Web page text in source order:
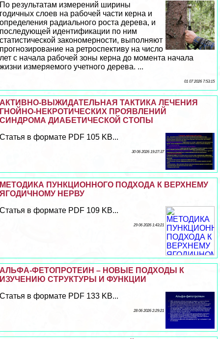
По результатам измерений ширины
годичных слоев на рабочей части керна и
определения радиального роста дерева, и
последующей идентификации по ним
статистической закономерности, выполняют
прогнозирование на ретроспективу на число
лет с начала рабочей зоны керна до момента начала
жизни измеряемого учетного дерева. ...
01 07 2026 7:53:15
АКТИВНО-ВЫЖИДАТЕЛЬНАЯ ТАКТИКА ЛЕЧЕНИЯ
ГНОЙНО-НЕКРОТИЧЕСКИХ ПРОЯВЛЕНИЙ
СИНДРОМА ДИАБЕТИЧЕСКОЙ СТОПЫ
Статья в формате PDF 105 KB...
30 06 2026 19:27:37
МЕТОДИКА ПУНКЦИОННОГО ПОДХОДА К ВЕРХНЕМУ
ЯГОДИЧНОМУ НЕРВУ
Статья в формате PDF 109 KB...
29 06 2026 1:43:21
АЛЬФА-ФЕТОПРОТЕИН – НОВЫЕ ПОДХОДЫ К
ИЗУЧЕНИЮ СТРУКТУРЫ И ФУНКЦИИ
Статья в формате PDF 133 KB...
28 06 2026 2:29:21